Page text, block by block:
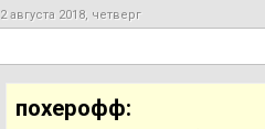
2 августа 2018, четверг
похерофф: